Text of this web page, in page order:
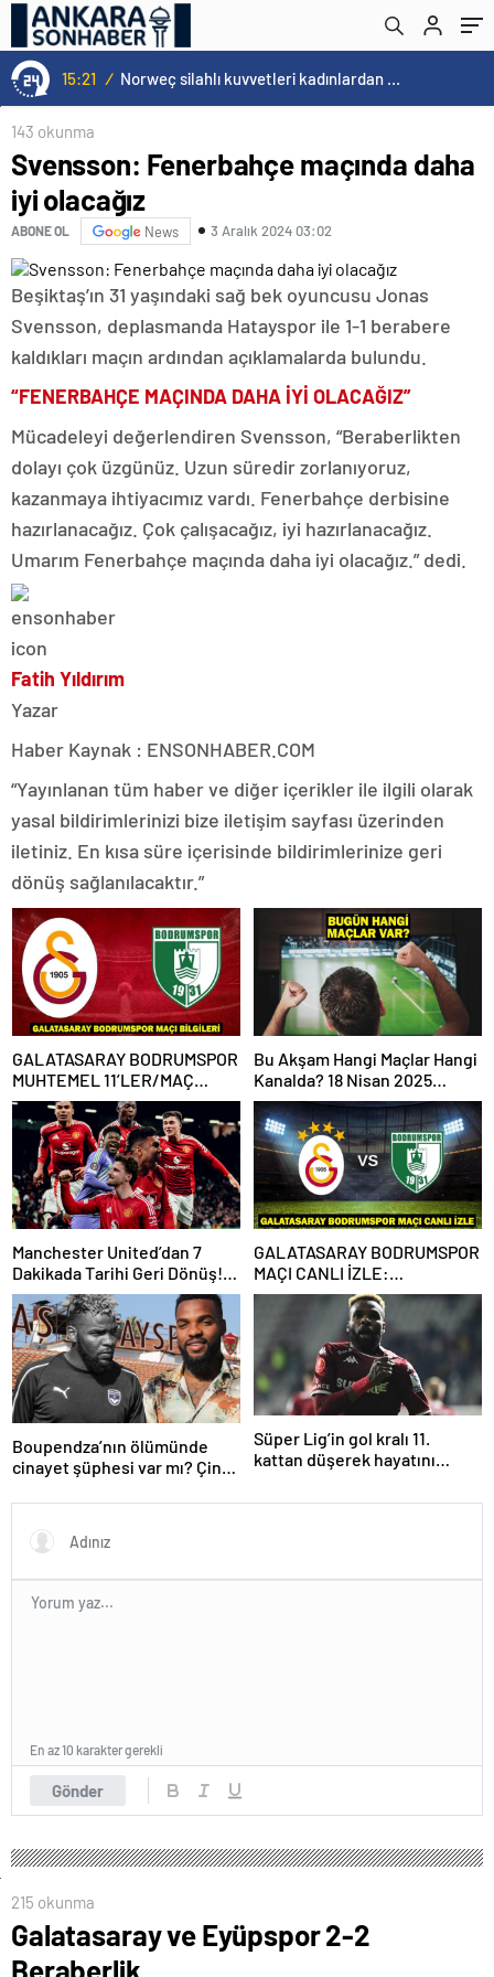
15:21 / Norweç silahlı kuvvetleri kadınlardan oluşan özel kuvvetler eğitimlerini başlattı.
143 okunma
Svensson: Fenerbahçe maçında daha
iyi olacağız
ABONE OL News 3 Aralık 2024 03:02
Beşiktaş’ın 31 yaşındaki sağ bek oyuncusu Jonas
Svensson, deplasmanda Hatayspor ile 1-1 berabere
kaldıkları maçın ardından açıklamalarda bulundu.
“FENERBAHÇE MAÇINDA DAHA İYİ OLACAĞIZ”
Mücadeleyi değerlendiren Svensson, “Beraberlikten
dolayı çok üzgünüz. Uzun süredir zorlanıyoruz,
kazanmaya ihtiyacımız vardı. Fenerbahçe derbisine
hazırlanacağız. Çok çalışacağız, iyi hazırlanacağız.
Umarım Fenerbahçe maçında daha iyi olacağız.” dedi.
Fatih Yıldırım
Yazar
Haber Kaynak : ENSONHABER.COM
“Yayınlanan tüm haber ve diğer içerikler ile ilgili olarak
yasal bildirimlerinizi bize iletişim sayfası üzerinden
iletiniz. En kısa süre içerisinde bildirimlerinize geri
dönüş sağlanılacaktır.”
GALATASARAY BODRUMSPOR
MUHTEMEL 11’LER/MAÇ
KADROSU! Galatasaray
Bodrumspor maçı hangi
kanalda, saat kaçta?
Bu Akşam Hangi Maçlar Hangi
Kanalda? 18 Nisan 2025
Günün Karşılaşmaları
Manchester United’dan 7
Dakikada Tarihi Geri Dönüş!
UEFA Avrupa Ligi’nde Yarı
Finalde
GALATASARAY BODRUMSPOR
MAÇI CANLI İZLE:
Galatasaray Bodrumspor
maçı şifresiz mi?
Boupendza’nın ölümünde
cinayet şüphesi var mı? Çin
Süper Lig’in gol kralı 11.
kattan düşerek hayatını
Gönder
En az 10 karakter gerekli
215 okunma
Galatasaray ve Eyüpspor 2-2